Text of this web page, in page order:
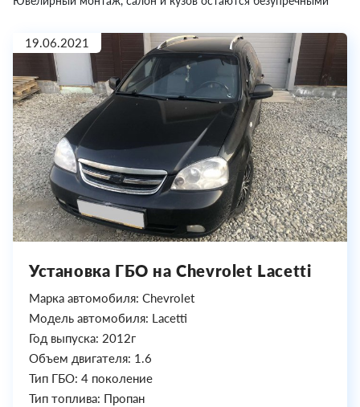
19.06.2021
Установка ГБО на Chevrolet Lacetti
Марка автомобиля: Chevrolet
Модель автомобиля: Lacetti
Год выпуска: 2012г
Объем двигателя: 1.6
Тип ГБО: 4 поколение
Тип топлива: Пропан